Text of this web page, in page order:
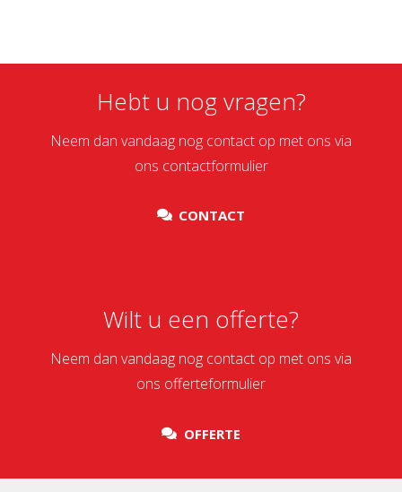
Wilms
Hebt u nog vragen?
Neem dan vandaag nog contact op met ons via
ons contactformulier
CONTACT
Wilt u een offerte?
Neem dan vandaag nog contact op met ons via
ons offerteformulier
OFFERTE